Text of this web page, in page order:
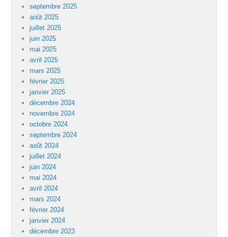
septembre 2025
août 2025
juillet 2025
juin 2025
mai 2025
avril 2025
mars 2025
février 2025
janvier 2025
décembre 2024
novembre 2024
octobre 2024
septembre 2024
août 2024
juillet 2024
juin 2024
mai 2024
avril 2024
mars 2024
février 2024
janvier 2024
décembre 2023